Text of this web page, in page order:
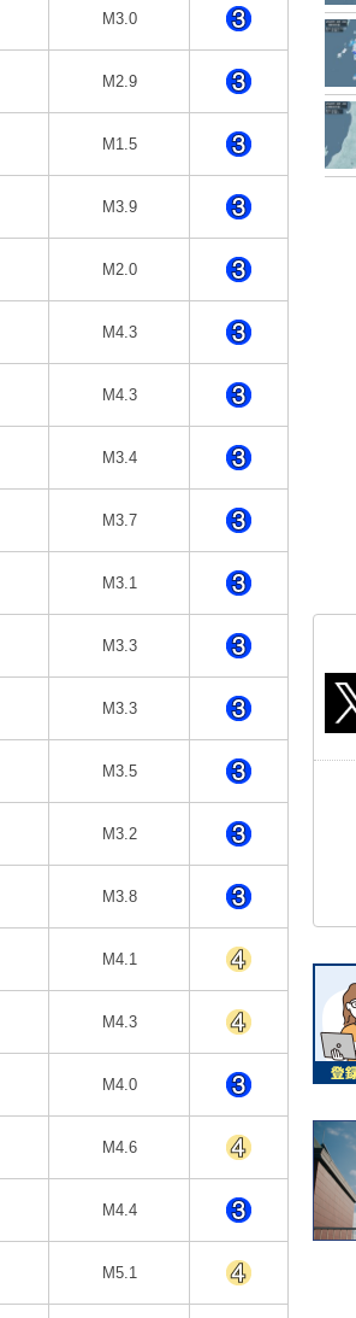
M3.0
M2.9
M1.5
M3.9
M2.0
M4.3
M4.3
M3.4
M3.7
M3.1
M3.3
M3.3
M3.5
M3.2
M3.8
M4.1
M4.3
M4.0
M4.6
M4.4
M5.1